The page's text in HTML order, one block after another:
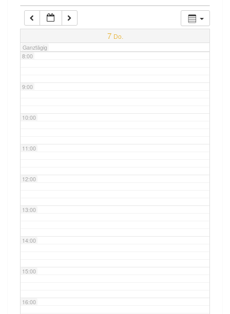
7 Do.
Ganztägig
7:00
8:00
9:00
10:00
11:00
12:00
13:00
14:00
15:00
16:00